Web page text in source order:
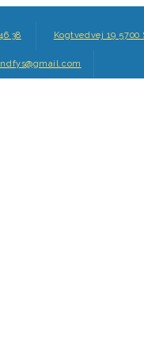
38 Kogtvedvej 19 5700